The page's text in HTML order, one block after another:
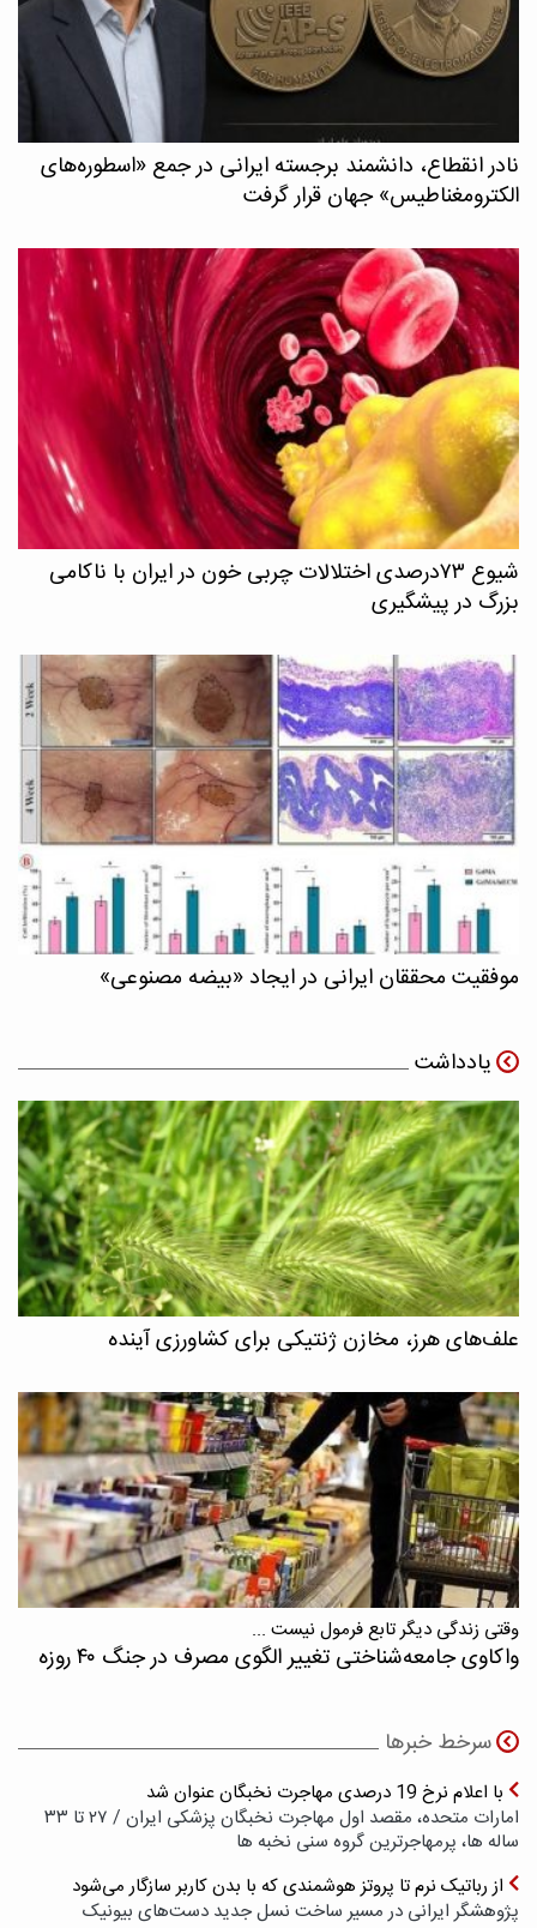
نادر انقطاع، دانشمند برجسته ایرانی در جمع «اسطوره‌های
الکترومغناطیس» جهان قرار گرفت
شیوع ۷۳درصدی اختلالات چربی خون در ایران با ناکامی
بزرگ در پیشگیری
موفقیت محققان ایرانی در ایجاد «بیضه مصنوعی»
یادداشت
علف‌های هرز، مخازن ژنتیکی برای کشاورزی آینده
وقتی زندگی دیگر تابع فرمول نیست ...
واکاوی جامعه‌شناختی تغییر الگوی مصرف در جنگ ۴۰ روزه
سرخط خبرها
با اعلام نرخ 19 درصدی مهاجرت نخبگان عنوان شد
امارات متحده، مقصد اول مهاجرت نخبگان پزشکی ایران / ۲۷ تا ۳۳
ساله ها، پرمهاجرترین گروه سنی نخبه ها
از رباتیک نرم تا پروتز هوشمندی که با بدن کاربر سازگار می‌شود
پژوهشگر ایرانی در مسیر ساخت نسل جدید دست‌های بیونیک